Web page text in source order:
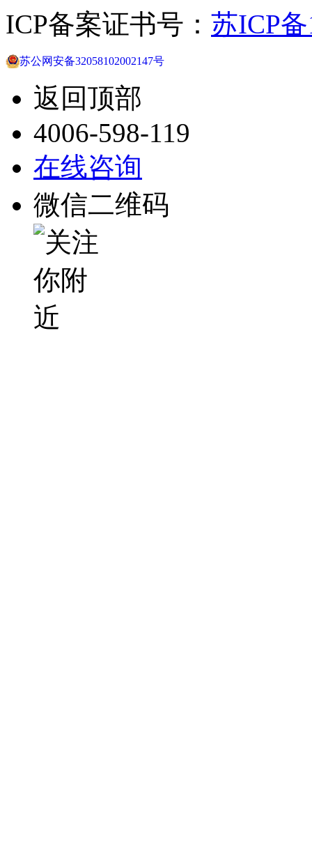
ICP备案证书号： 苏ICP
苏公网安备32058102002147号
返回顶部
4006-598-119
在线咨询
微信二维码